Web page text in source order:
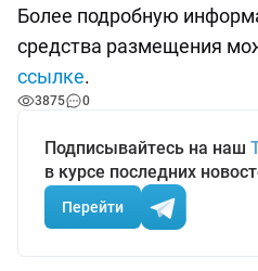
Более подробную
средства размещения
ссылке.
3875 0
Подписывайтесь на наш
в курсе последних
Перейти